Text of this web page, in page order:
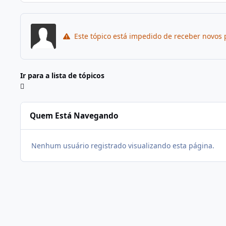
Este tópico está impedido de receber novos
Ir para a lista de tópicos
Quem Está Navegando
Nenhum usuário registrado visualizando esta página.